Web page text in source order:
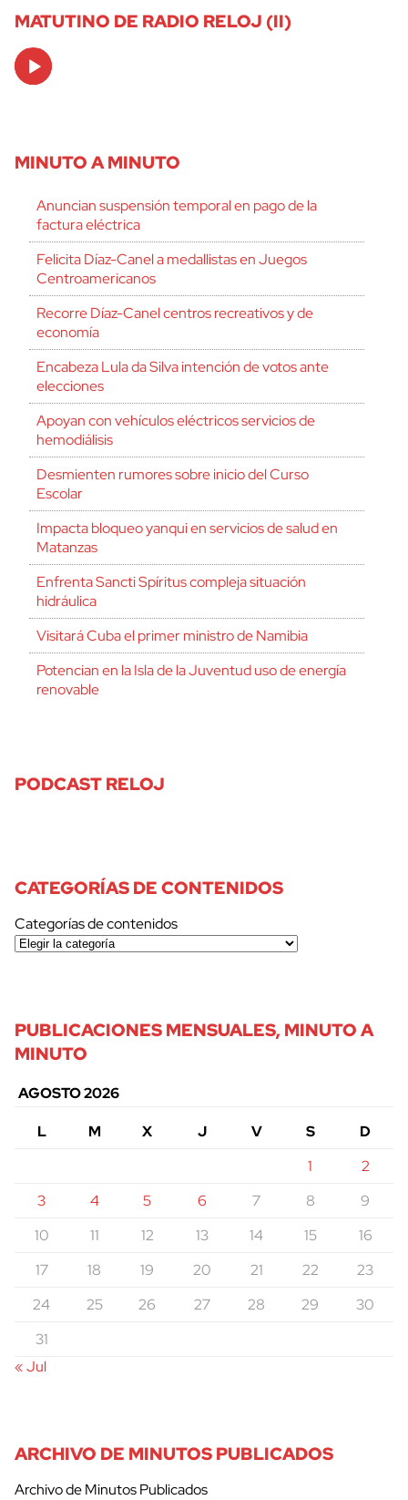
MATUTINO DE RADIO RELOJ (II)
Audio
Player
MINUTO A MINUTO
Anuncian suspensión temporal en pago de la
factura eléctrica
Felicita Díaz-Canel a medallistas en Juegos
Centroamericanos
Recorre Díaz-Canel centros recreativos y de
economía
Encabeza Lula da Silva intención de votos ante
elecciones
Apoyan con vehículos eléctricos servicios de
hemodiálisis
Desmienten rumores sobre inicio del Curso
Escolar
Impacta bloqueo yanqui en servicios de salud en
Matanzas
Enfrenta Sancti Spíritus compleja situación
hidráulica
Visitará Cuba el primer ministro de Namibia
Potencian en la Isla de la Juventud uso de energía
renovable
PODCAST RELOJ
CATEGORÍAS DE CONTENIDOS
Categorías de contenidos
PUBLICACIONES MENSUALES, MINUTO A
MINUTO
AGOSTO 2026
L
M X J V S
D
1
2
3
4 5 6 7 8
9
10
11 12 13 14 15
16
17
18 19 20 21 22
23
24
25 26 27 28 29
30
31
« Jul
ARCHIVO DE MINUTOS PUBLICADOS
Archivo de Minutos Publicados